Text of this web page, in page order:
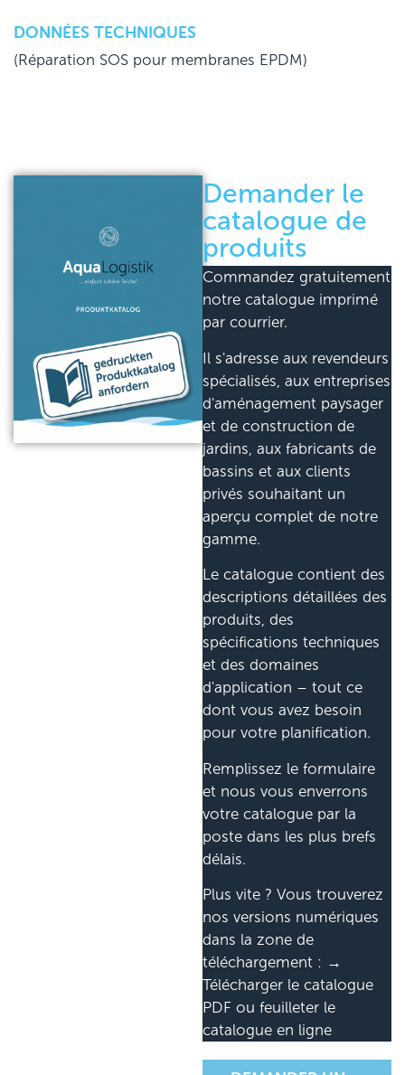
DONNÉES TECHNIQUES
(Réparation SOS pour membranes EPDM)
Demander le
catalogue de
produits
Commandez gratuitement
notre catalogue imprimé
par courrier.
Il s'adresse aux revendeurs
spécialisés, aux entreprises
d'aménagement paysager
et de construction de
jardins, aux fabricants de
bassins et aux clients
privés souhaitant un
aperçu complet de notre
gamme.
Le catalogue contient des
descriptions détaillées des
produits, des
spécifications techniques
et des domaines
d'application – tout ce
dont vous avez besoin
pour votre planification.
Remplissez le formulaire
et nous vous enverrons
votre catalogue par la
poste dans les plus brefs
délais.
Plus vite ? Vous trouverez
nos versions numériques
dans la zone de
téléchargement : →
Télécharger le catalogue
PDF ou feuilleter le
catalogue en ligne